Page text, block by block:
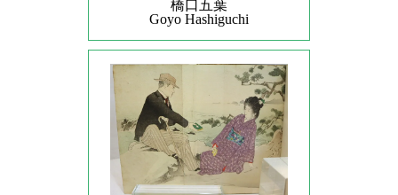
橋口五葉
Goyo Hashiguchi